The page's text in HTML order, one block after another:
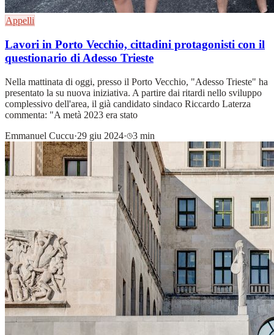
Appelli
Lavori in Porto Vecchio, cittadini protagonisti con il
questionario di Adesso Trieste
Nella mattinata di oggi, presso il Porto Vecchio, "Adesso Trieste" ha
presentato la su nuova iniziativa. A partire dai ritardi nello sviluppo
complessivo dell'area, il già candidato sindaco Riccardo Laterza
commenta: "A metà 2023 era stato
Emmanuel Cuccu·29 giu 2024· 3 min